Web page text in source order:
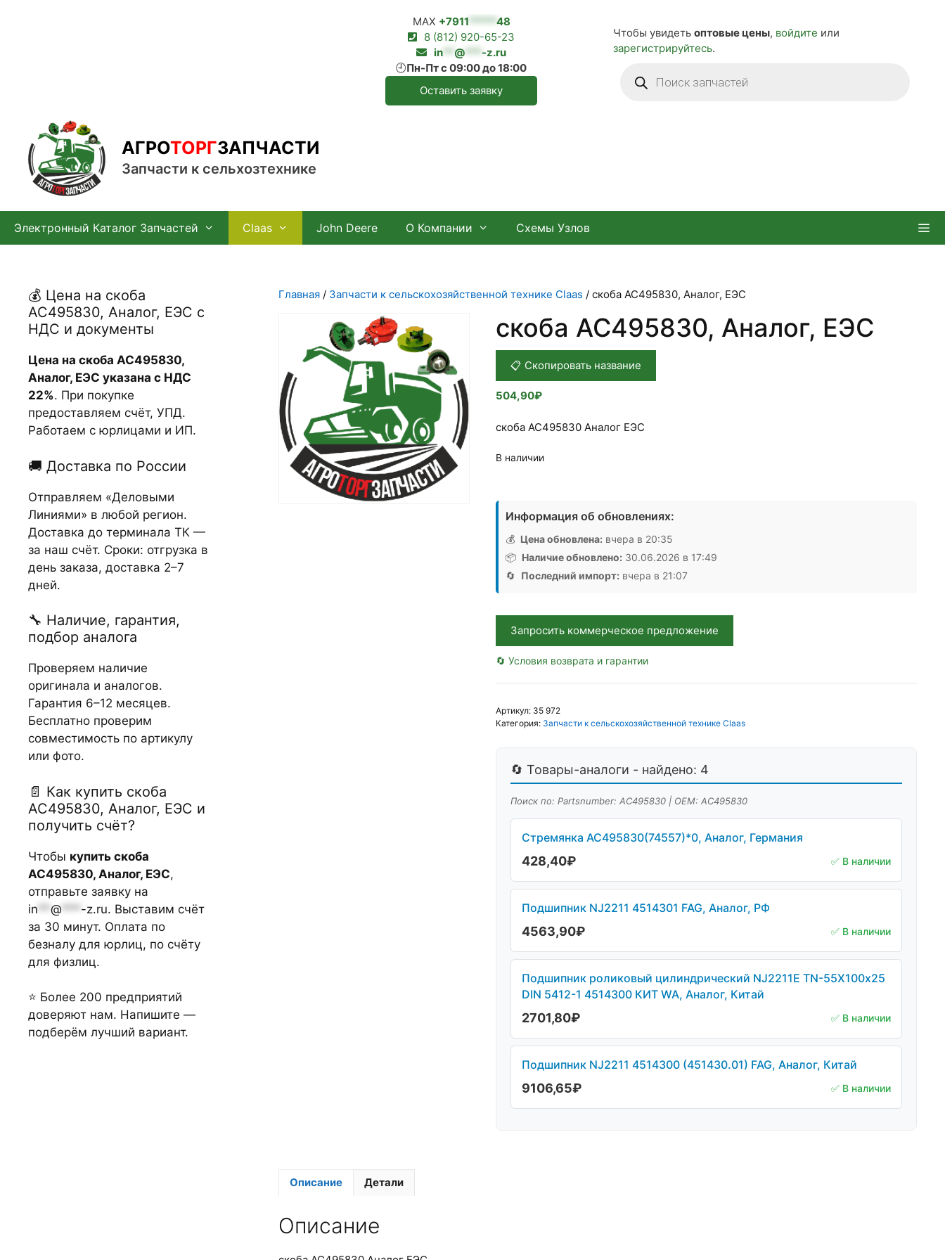
MAX +7911 *****48
8 (812) 920-65-23
in ** @ *** -z.ru
🕘Пн-Пт с 09:00 до 18:00
Оставить заявку
Чтобы увидеть оптовые цены, войдите или
зарегистрируйтесь.
товаров
АГРОТОРГЗАПЧАСТИ
Запчасти к сельхозтехнике
Электронный Каталог Запчастей Claas John Deere О Компании Схемы Узлов
Главная / Запчасти к сельскохозяйственной технике Claas / скоба АС495830, Аналог, ЕЭС
скоба АС495830, Аналог, ЕЭС
📋 Скопировать название
504,90₽
скоба АС495830 Аналог ЕЭС
В наличии
товара
скоба
АС495830,
Аналог,
ЕЭС
Информация об обновлениях:
💰 Цена обновлена: вчера в 20:35
📦 Наличие обновлено: 30.06.2026 в 17:49
🔄 Последний импорт: вчера в 21:07
Запросить коммерческое предложение
🔄 Условия возврата и гарантии
Артикул: 35 972
Категория: Запчасти к сельскохозяйственной технике Claas
🔄 Товары-аналоги - найдено: 4
Поиск по: Partsnumber: АС495830 | OEM: АС495830
Стремянка АС495830(74557)*0, Аналог, Германия
428,40₽ ✅ В наличии
Подшипник NJ2211 4514301 FAG, Аналог, РФ
4563,90₽ ✅ В наличии
Подшипник роликовый цилиндрический NJ2211E TN-55Х100х25
DIN 5412-1 4514300 КИТ WA, Аналог, Китай
2701,80₽ ✅ В наличии
Подшипник NJ2211 4514300 (451430.01) FAG, Аналог, Китай
9106,65₽ ✅ В наличии
Описание Детали
Описание
💰 Цена на скоба
АС495830, Аналог, ЕЭС с
НДС и документы
Цена на скоба АС495830,
Аналог, ЕЭС указана с НДС
22%. При покупке
предоставляем счёт, УПД.
Работаем с юрлицами и ИП.
🚚 Доставка по России
Отправляем «Деловыми
Линиями» в любой регион.
Доставка до терминала ТК —
за наш счёт. Сроки: отгрузка в
день заказа, доставка 2–7
дней.
🔧 Наличие, гарантия,
подбор аналога
Проверяем наличие
оригинала и аналогов.
Гарантия 6–12 месяцев.
Бесплатно проверим
совместимость по артикулу
или фото.
📄 Как купить скоба
АС495830, Аналог, ЕЭС и
получить счёт?
Чтобы купить скоба
АС495830, Аналог, ЕЭС,
отправьте заявку на
in ** @ *** -z.ru. Выставим счёт
за 30 минут. Оплата по
безналу для юрлиц, по счёту
для физлиц.
⭐ Более 200 предприятий
доверяют нам. Напишите —
подберём лучший вариант.